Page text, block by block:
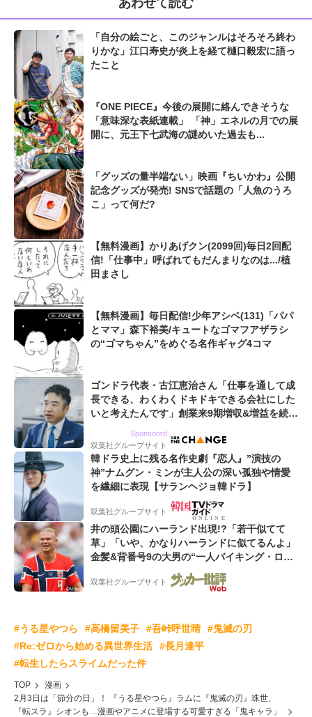
あわせて読む
「自分の絵ごと、このジャンルはそろそろ終わ
りかな」江口寿史が炎上を経て樋口毅宏に語っ
たこと
『ONE PIECE』今後の展開に絡んできそうな
「意味深な表紙連載」 「神」エネルの月での展
開に、元王下七武海の謎めいた過去も...
「グッズの量半端ない」映画『ちいかわ』公開
記念グッズが発売! SNSで話題の「人魚のうろ
こ」って何だ?
【無料漫画】かりあげクン(2099回)毎日2回配
信!「仕事中」呼ばれてもだんまりなのは.../植
田まさし
【無料漫画】毎日配信!少年アシベ(131)「パパ
とママ」森下裕美/キュートなゴマフアザラシ
の“ゴマちゃん”をめぐる名作ギャグ4コマ
ゴンドラ代表・古江恵治さん「仕事を通して成
長できる、わくわくドキドキできる会社にした
いと考えたんです」創業来9期増収&増益を続け
Sponsored
双葉社グループサイト
韓ドラ史上に残る名作史劇『恋人』”演技の
神”ナムグン・ミンが主人公の深い孤独や情愛
を繊細に表現【サランヘジョ韓ドラ】
双葉社グループサイト
井の頭公園にハーランド出現!?「若干似てて
草」「いや、かなりハーランドに似てるんよ」
金髪&背番号9の大男の“一人バイキング・ロ
ー”映像が話題!「元気をもらった」
双葉社グループサイト
#うる星やつら #高橋留美子 #吾峠呼世晴
#鬼滅の刃
#Re:ゼロから始める異世界生活
#長月達平
#転生したらスライムだった件
TOP
漫画
2月3日は「節分の日」！ 『うる星やつら』ラムに『鬼滅の刃』珠世、
『転スラ』シオンも…漫画やアニメに登場する可愛すぎる「鬼キャラ」